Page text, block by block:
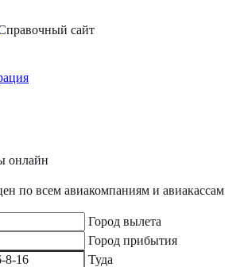
сайт
онлайн
по всем авиакомпаниям и авиакассам
Город вылета
Город прибытия
Туда